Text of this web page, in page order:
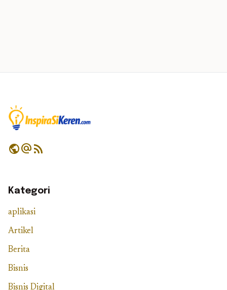
publicalternate_emailrss_feed
Kategori
aplikasi
Artikel
Berita
Bisnis
Bisnis Digital